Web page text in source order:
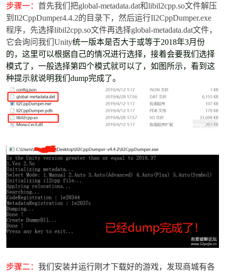
po
jie.
步骤一： 首先我们把global-metadata.dat和libil2cpp.so文件解压
到Il2CppDumper4.4.2的目录下，然后运行Il2CppDumper.exe
程序，先选择libil2cpp.so文件再选择global-metadata.dat文件，
它会询问我们Unity统一版本是否大于或等于2018年3月份
的，这里可以根据自己的情况进行选择，接着会要我们选择
模式了，一般选择第四个模式就可以了，如图所示，看到这
种提示就说明我们dump完成了。
步骤二： 我们安装并运行刚才下载好的游戏，发现商城有各